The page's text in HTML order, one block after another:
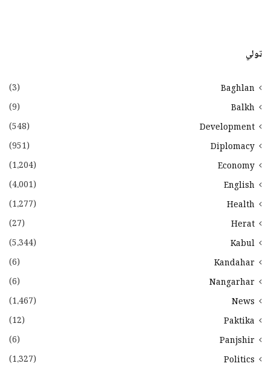
ټولي
Baghlan
(3)
Balkh
(9)
Development
(548)
Diplomacy
(951)
Economy
(1،204)
English
(4،001)
Health
(1،277)
Herat
(27)
Kabul
(5،344)
Kandahar
(6)
Nangarhar
(6)
News
(1،467)
Paktika
(12)
Panjshir
(6)
Politics
(1،327)